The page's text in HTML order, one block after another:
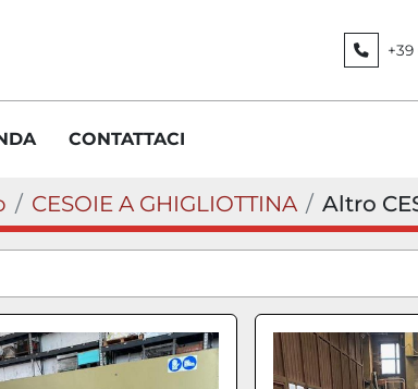
CONTATTACI
CESOIE A GHIGLIOTTINA Altro